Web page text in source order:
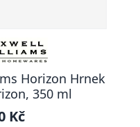
Horizon Hrnek
350 ml
Kč